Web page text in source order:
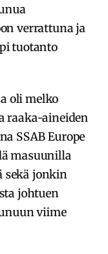
verrattuna ja
tuotanto
oli melko
raaka-aineiden
SSAB Europe
masuunilla
sekä jonkin
johtuen
viime